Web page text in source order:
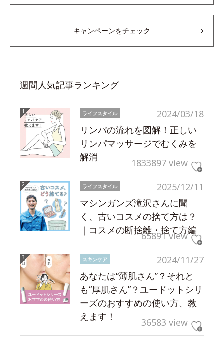
キャンペーンをチェック
週間人気記事ランキング
2024/03/18
ライフスタイル
リンパの流れを図解！正しい
リンパマッサージでむくみを
解消
1833897 view
2025/12/11
ライフスタイル
マシンガンズ滝沢さんに聞
く、古いコスメの捨て方は？
｜コスメの断捨離・捨て方編
65891 view
2024/11/27
スキンケア
あなたは“薄肌さん”？それと
も“厚肌さん”？ユードットシリ
ーズのおすすめの使い方、教
えます！
36583 view